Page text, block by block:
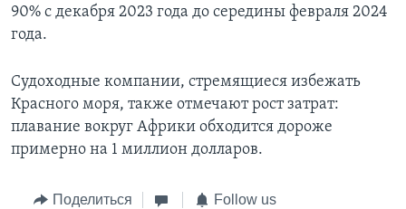
90% с декабря 2023 года до середины февраля 2024
года.
Судоходные компании, стремящиеся избежать
Красного моря, также отмечают рост затрат:
плавание вокруг Африки обходится дороже
примерно на 1 миллион долларов.
Поделиться Follow us